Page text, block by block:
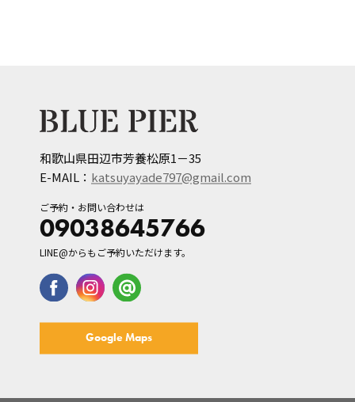
和歌山県田辺市芳養松原1－35
E-MAIL： katsuyayade797@gmail.com
ご予約・お問い合わせは
09038645766
LINE@からもご予約いただけます。
Google Maps